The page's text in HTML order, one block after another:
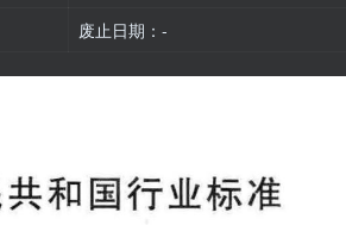
废止日期：-